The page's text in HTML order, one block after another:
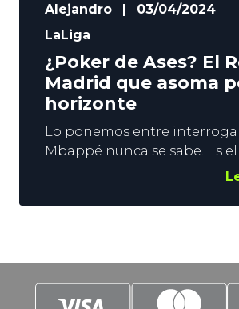
Alejandro
03/04/2024
LaLiga
¿Poker de Ases? El
Madrid que asoma
horizonte
Lo ponemos entre
Mbappé nunca se sabe. Es
nunca acabar, pero vamos
Real Madrid, puede ser un
francés. El conjunto blanco
juntar un